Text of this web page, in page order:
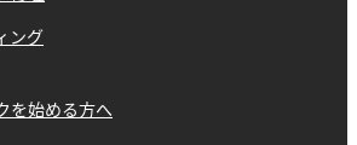
ング
を始める方へ